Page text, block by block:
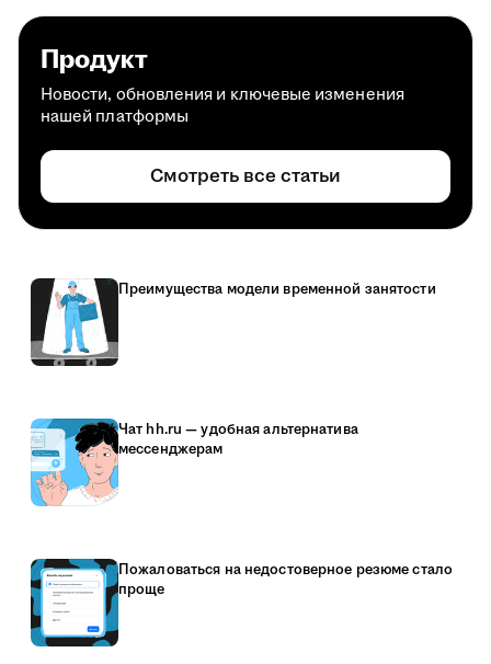
Продукт
Новости, обновления и ключевые изменения
нашей платформы
Смотреть все статьи
Преимущества модели временной занятости
Чат hh.ru — удобная альтернатива
мессенджерам
Пожаловаться на недостоверное резюме стало
проще